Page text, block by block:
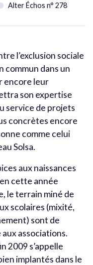
Alter Échos n° 278
l’exclusion sociale
dans un
encore leur
son expertise
service de projets
concrètes encore
comme celui
Solsa.
aux naissances
cette année
le terrain miné de
scolaires (mixité,
sont de
associations.
2009 s’appelle
implantés dans le